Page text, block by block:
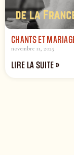
CHANTS ET
novembre 11, 2025
LIRE LA SUITE »